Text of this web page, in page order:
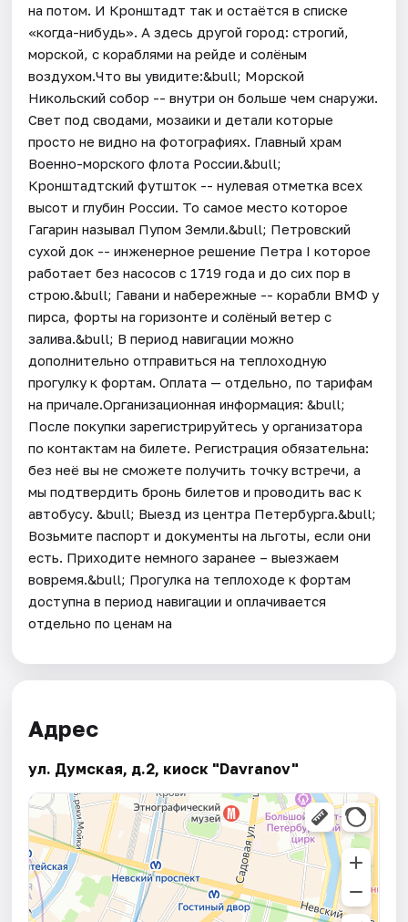
на потом. И Кронштадт так и остаётся в списке
«когда-нибудь». А здесь другой город: строгий,
морской, с кораблями на рейде и солёным
воздухом.Что вы увидите:&bull; Морской
Никольский собор -- внутри он больше чем снаружи.
Свет под сводами, мозаики и детали которые
просто не видно на фотографиях. Главный храм
Военно-морского флота России.&bull;
Кронштадтский футшток -- нулевая отметка всех
высот и глубин России. То самое место которое
Гагарин называл Пупом Земли.&bull; Петровский
сухой док -- инженерное решение Петра I которое
работает без насосов с 1719 года и до сих пор в
строю.&bull; Гавани и набережные -- корабли ВМФ у
пирса, форты на горизонте и солёный ветер с
залива.&bull; В период навигации можно
дополнительно отправиться на теплоходную
прогулку к фортам. Оплата — отдельно, по тарифам
на причале.Организационная информация: &bull;
После покупки зарегистрируйтесь у организатора
по контактам на билете. Регистрация обязательна:
без неё вы не сможете получить точку встречи, а
мы подтвердить бронь билетов и проводить вас к
автобусу. &bull; Выезд из центра Петербурга.&bull;
Возьмите паспорт и документы на льготы, если они
есть. Приходите немного заранее – выезжаем
вовремя.&bull; Прогулка на теплоходе к фортам
доступна в период навигации и оплачивается
отдельно по ценам на
Адрес
ул. Думская, д.2, киоск "Davranov"